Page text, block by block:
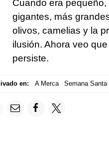
Cuando era
gigantes, más
olivos, camelias y la
ilusión. Ahora veo
persiste.
en: A Merca Semana Santa